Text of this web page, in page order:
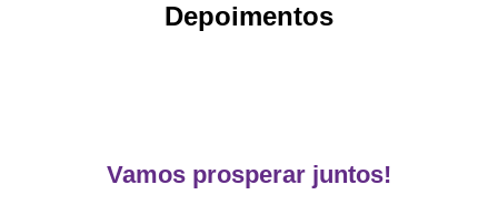
Depoimentos
Vamos prosperar juntos!